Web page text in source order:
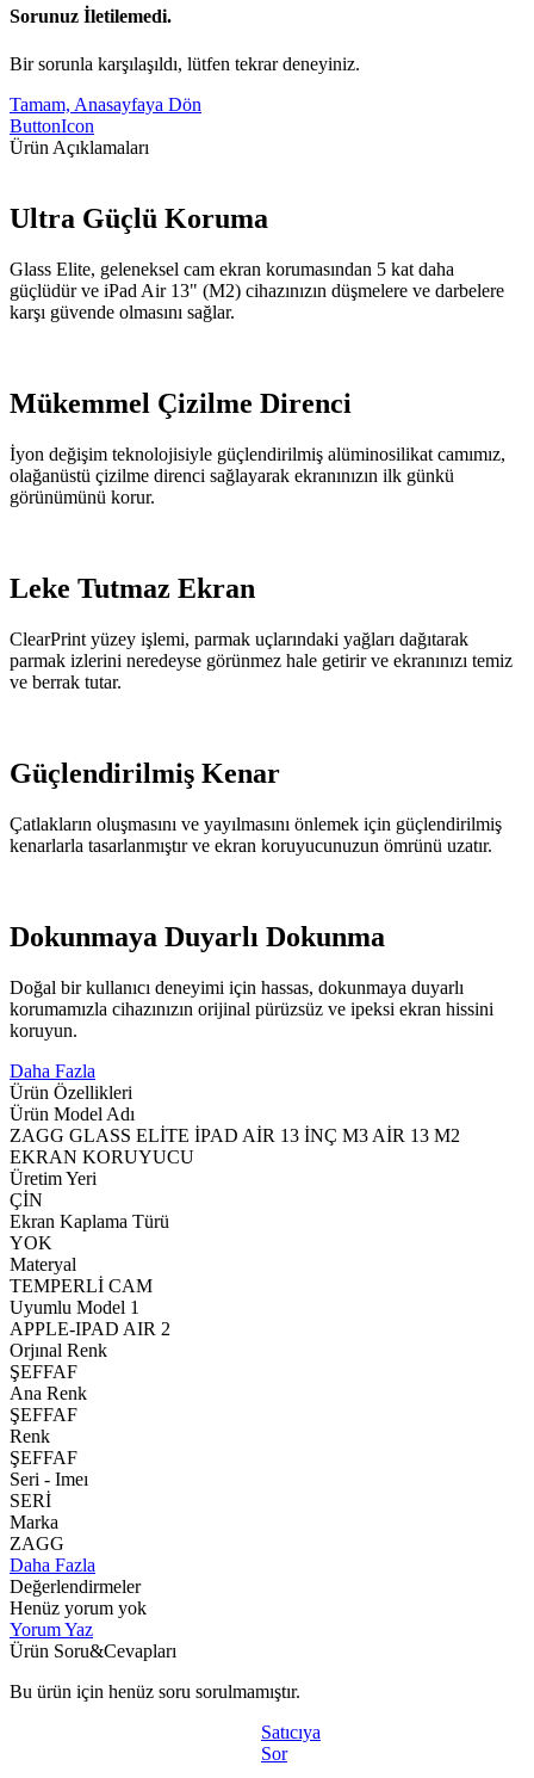
Sorunuz İletilemedi.
Bir sorunla karşılaşıldı, lütfen tekrar deneyiniz.
Tamam, Anasayfaya Dön
ButtonIcon
Ürün Açıklamaları
Ultra Güçlü Koruma
Glass Elite, geleneksel cam ekran korumasından 5 kat daha
güçlüdür ve iPad Air 13" (M2) cihazınızın düşmelere ve darbelere
karşı güvende olmasını sağlar.
Mükemmel Çizilme Direnci
İyon değişim teknolojisiyle güçlendirilmiş alüminosilikat camımız,
olağanüstü çizilme direnci sağlayarak ekranınızın ilk günkü
görünümünü korur.
Leke Tutmaz Ekran
ClearPrint yüzey işlemi, parmak uçlarındaki yağları dağıtarak
parmak izlerini neredeyse görünmez hale getirir ve ekranınızı temiz
ve berrak tutar.
Güçlendirilmiş Kenar
Çatlakların oluşmasını ve yayılmasını önlemek için güçlendirilmiş
kenarlarla tasarlanmıştır ve ekran koruyucunuzun ömrünü uzatır.
Dokunmaya Duyarlı Dokunma
Doğal bir kullanıcı deneyimi için hassas, dokunmaya duyarlı
korumamızla cihazınızın orijinal pürüzsüz ve ipeksi ekran hissini
koruyun.
Daha Fazla
Ürün Özellikleri
Ürün Model Adı
ZAGG GLASS ELİTE İPAD AİR 13 İNÇ M3 AİR 13 M2
EKRAN KORUYUCU
Üretim Yeri
ÇİN
Ekran Kaplama Türü
YOK
Materyal
TEMPERLİ CAM
Uyumlu Model 1
APPLE-IPAD AIR 2
Orjınal Renk
ŞEFFAF
Ana Renk
ŞEFFAF
Renk
ŞEFFAF
Seri - Imeı
SERİ
Marka
ZAGG
Daha Fazla
Değerlendirmeler
Henüz yorum yok
Yorum Yaz
Ürün Soru&Cevapları
Bu ürün için henüz soru sorulmamıştır.
Satıcıya
Sor